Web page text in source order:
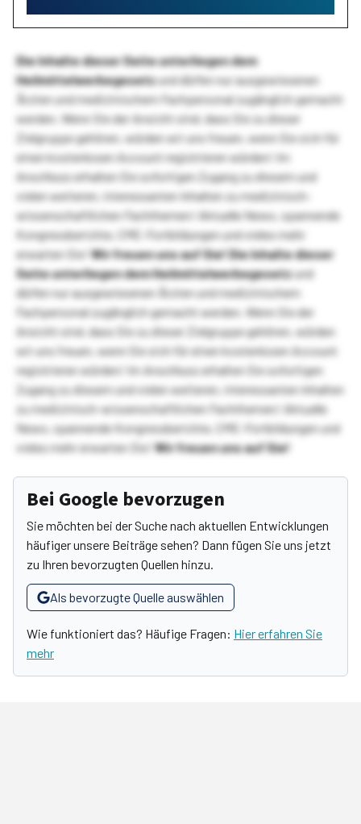
Die Inhalte dieser Seite unterliegen dem
Heilmittelwerbegesetzund dürfen nur ausgewiesenen
Ärzten und medizinischem Fachpersonal zugänglich gemacht
werden. Wenn Sie der Ansicht sind, dass Sie zu dieser
Zielgruppe gehören, würden wir uns freuen, wenn Sie sich für
einen kostenlosen Account registrieren würden! Im
Anschluss erhalten Sie sofortigen Zugang zu diesem und
vielen weiteren, interessanten Inhalten zu medizinisch-
wissenschaftlichen Fachthemen! Aktuelle News, spannende
Kongressberichte, CME-Fortbildungen und vieles mehr
erwarten Sie!Wir freuen uns auf Sie!Die Inhalte dieser
Seite unterliegen dem Heilmittelwerbegesetzund
dürfen nur ausgewiesenen Ärzten und medizinischem
Fachpersonal zugänglich gemacht werden. Wenn Sie der
Ansicht sind, dass Sie zu dieser Zielgruppe gehören, würden
wir uns freuen, wenn Sie sich für einen kostenlosen Account
registrieren würden! Im Anschluss erhalten Sie sofortigen
Zugang zu diesem und vielen weiteren, interessanten Inhalten
zu medizinisch-wissenschaftlichen Fachthemen! Aktuelle
News, spannende Kongressberichte, CME-Fortbildungen und
vieles mehr erwarten Sie!Wir freuen uns auf Sie!
Bei Google bevorzugen
Sie möchten bei der Suche nach aktuellen Entwicklungen
häufiger unsere Beiträge sehen? Dann fügen Sie uns jetzt
zu Ihren bevorzugten Quellen hinzu.
Als bevorzugte Quelle auswählen
Wie funktioniert das? Häufige Fragen: Hier erfahren Sie
mehr